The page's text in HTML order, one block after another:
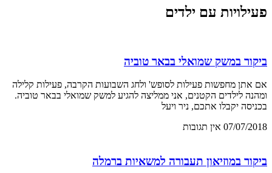
פעילויות עם ילדים
ביקור במשק שמואלי בבאר טוביה
אם אתן מחפשות פעילות לסופש' ולחג השבועות הקרבה, פעילות קלילה
ומהנה לילדים הקטנים, אני ממליצה להגיע למשק שמואלי בבאר טוביה.
בכניסה יקבלו אתכם, ניר ויעל
07/07/2018 אין תגובות
ביקור במוזיאון תעבורה למשאיות ברמלה